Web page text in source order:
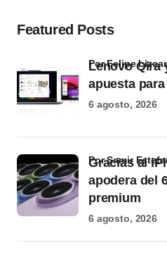
Featured Posts
Lenovo Qira
apuesta
por Felipe
6 agosto, 2026
Gracias al
apodera del
premium
por Samir
6 agosto, 2026